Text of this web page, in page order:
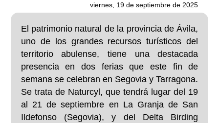
viernes, 19 de septiembre de 2025
El patrimonio natural de la provincia de Ávila,
uno de los grandes recursos turísticos del
territorio abulense, tiene una destacada
presencia en dos ferias que este fin de
semana se celebran en Segovia y Tarragona.
Se trata de Naturcyl, que tendrá lugar del 19
al 21 de septiembre en La Granja de San
Ildefonso (Segovia), y del Delta Birding